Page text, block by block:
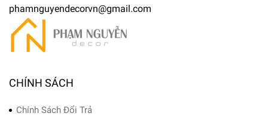
phamnguyendecorvn@gmail.com
CHÍNH SÁCH
Chính Sách Đổi Trả